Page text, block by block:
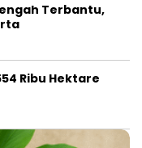
Terbantu,
Ribu Hektare